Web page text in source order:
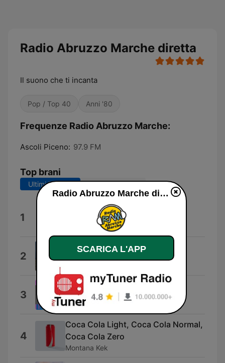
Radio Abruzzo Marche diretta
Il suono che ti incanta
Pop / Top 40 Anni '80
Frequenze Radio Abruzzo Marche:
Ascoli Piceno: 97.9 FM
Top brani
Ultimi 7 giorni Ultimi 30 giorni
1 Il Suono Che Incanta
Donna Focalizzata
2 Profumo d'Estate
ThaShadow
3 Costiera Amalfitana
Edoardojj
4
Coca Cola Light, Coca Cola Normal,
Coca Cola Zero
Montana Kek
Radio Abruzzo Marche diretta
SCARICA L'APP